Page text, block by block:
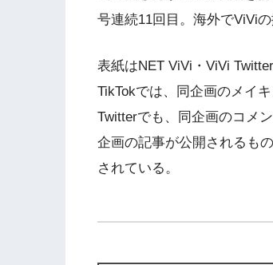
号連続11回目。海外でViVi
表紙はNET ViVi・ViVi
TikTokでは、同企画のメイ
Twitterでも、同企画のコメ
企画の記事が公開されるも
されている。